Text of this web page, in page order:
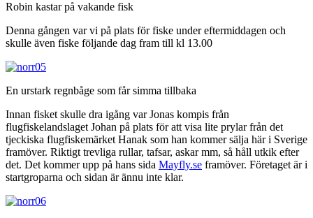
Robin kastar på vakande fisk
Denna gången var vi på plats för fiske under eftermiddagen och
skulle även fiske följande dag fram till kl 13.00
En urstark regnbåge som får simma tillbaka
Innan fisket skulle dra igång var Jonas kompis från
flugfiskelandslaget Johan på plats för att visa lite prylar från det
tjeckiska flugfiskemärket Hanak som han kommer sälja här i Sverige
framöver. Riktigt trevliga rullar, tafsar, askar mm, så håll utkik efter
det. Det kommer upp på hans sida Mayfly.se framöver. Företaget är i
startgroparna och sidan är ännu inte klar.